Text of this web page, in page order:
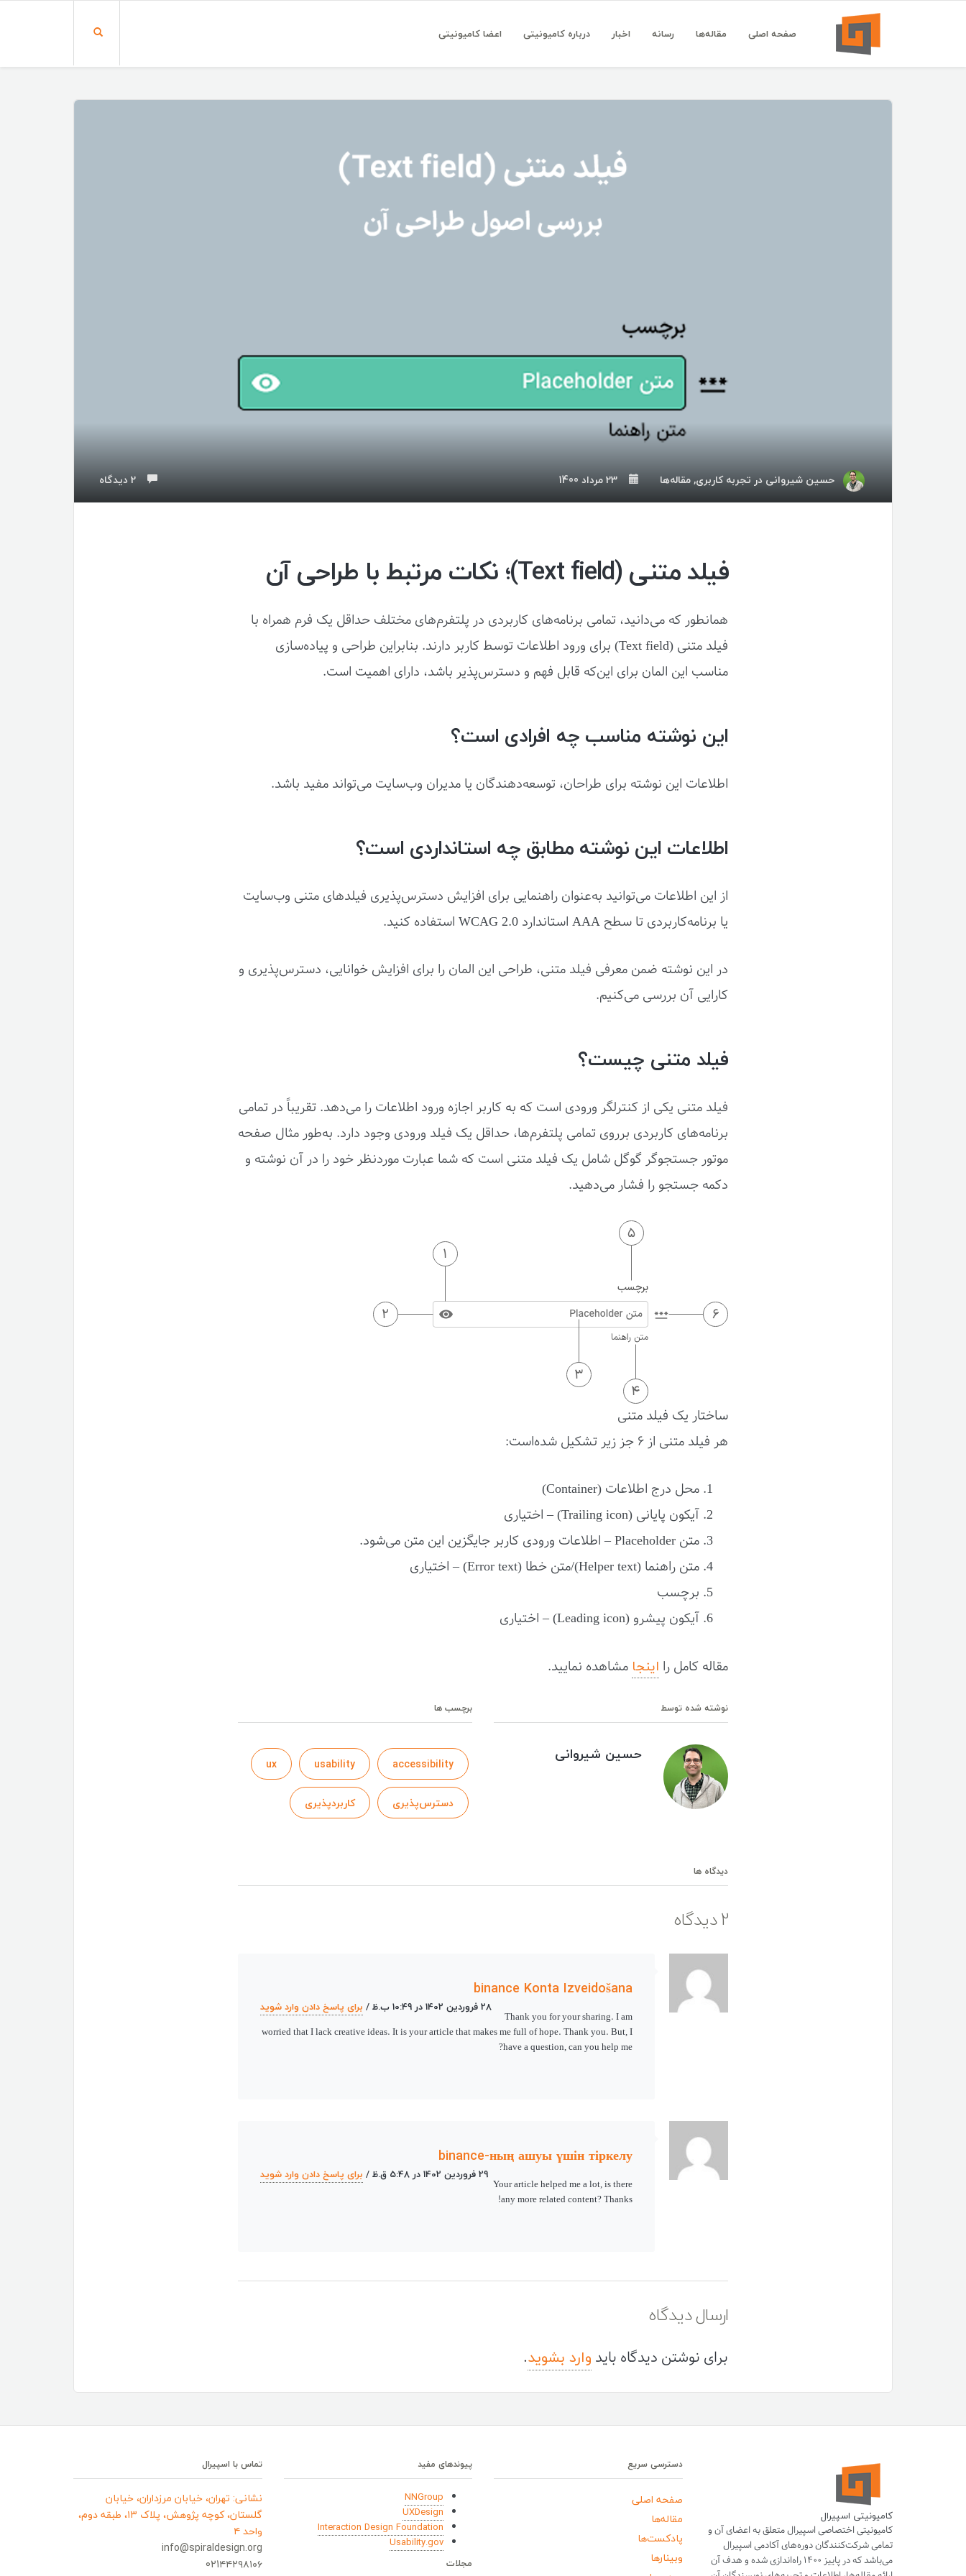
صفحه اصلی مقاله‌ها رسانه اخبار درباره کامیونیتی اعضا کامیونیتی
حسین شیروانی در تجربه کاربری,مقاله‌ها
فیلد متنی (Text field)؛ نکات مرتبط با طراحی آن
همانطور که می‌دانید، تمامی برنامه‌های کاربردی در پلتفرم‌های مختلف حداقل یک فرم همراه با
فیلد متنی (Text field) برای ورود اطلاعات توسط کاربر دارند. بنابراین طراحی و پیاده‌سازی
مناسب این المان برای این‌که قابل فهم و دسترس‌پذیر باشد، دارای اهمیت است.
این نوشته مناسب چه افرادی است؟
اطلاعات این نوشته برای طراحان، توسعه‌دهندگان یا مدیران وب‌سایت می‌تواند مفید باشد.
اطلاعات این نوشته مطابق چه استانداردی است؟
از این اطلاعات می‌توانید به‌عنوان راهنمایی برای افزایش دسترس‌پذیری فیلدهای متنی وب‌سایت
یا برنامه‌کاربردی تا سطح AAA استاندارد WCAG 2.0 استفاده کنید.
در این نوشته ضمن معرفی فیلد متنی، طراحی این المان را برای افزایش خوانایی، دسترس‌پذیری و
کارایی آن بررسی می‌کنیم.
فیلد متنی چیست؟
فیلد متنی یکی از کنترلگر ورودی است که به کاربر اجازه ورود اطلاعات را می‌دهد. تقریباً در تمامی
برنامه‌های کاربردی برروی تمامی پلتفرم‌ها، حداقل یک فیلد ورودی وجود دارد. به‌طور مثال صفحه
موتور جستجوگر گوگل شامل یک فیلد متنی است که شما عبارت موردنظر خود را در آن نوشته و
دکمه جستجو را فشار می‌دهید.
ساختار یک فیلد متنی
هر فیلد متنی از ۶ جز زیر تشکیل شده‌است:
محل درج اطلاعات (Container)
آیکون پایانی (Trailing icon) – اختیاری
متن Placeholder – اطلاعات ورودی کاربر جایگزین این متن می‌شود.
متن راهنما (Helper text)/متن خطا (Error text) – اختیاری
برچسب
آیکون پیشرو (Leading icon) – اختیاری
مقاله کامل را اینجا مشاهده نمایید.
نوشته شده توسط
حسین شیروانی
برچسب ها
accessibility
usability
ux
دسترس‌پذیری کاربردپذیری
دیدگاه ها
2 دیدگاه
binance Konta Izveidošana
28 فروردین 1402 در 10:49 ب.ظ / برای پاسخ دادن وارد شوید
Thank you for your sharing. I am
worried that I lack creative ideas. It is your article that makes me full of hope. Thank you. But, I
have a question, can you help me?
binance-ның ашуы үшін тіркелу
29 فروردین 1402 در 5:48 ق.ظ / برای پاسخ دادن وارد شوید
Your article helped me a lot, is there
any more related content? Thanks!
ارسال دیدگاه
برای نوشتن دیدگاه باید وارد بشوید.
کامیونیتی اسپیرال
کامیونیتی اختصاصی اسپیرال متعلق به اعضای آن و
تمامی شرکت‌کنندگان دوره‌های آکادمی اسپیرال
می‌باشد که در پاییز ۱۴۰۰ راه‌اندازی شده و هدف آن
دسترسی سریع
صفحه اصلی
مقاله‌ها
پادکست‌ها
وبینارها
پیوندهای مفید
NNGroup
UXDesign
Interaction Design Foundation
Usability.gov
مجلات
تماس با اسپیرال
نشانی: تهران، خیابان مرزداران، خیابان
گلستان، کوچه پژوهش، پلاک ۱۳، طبقه دوم،
واحد ۴
info@spiraldesign.org
021۴۴۲۹۸۱۰۶